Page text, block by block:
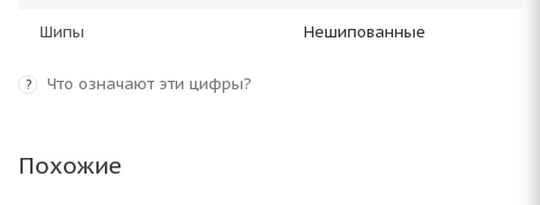
Шипы Нешипованные
? Что означают эти цифры?
Похожие